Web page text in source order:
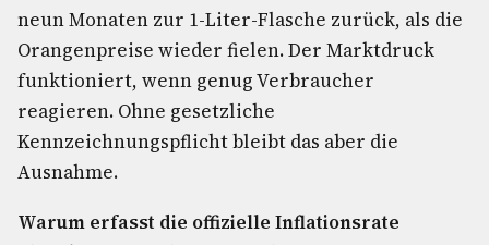
neun Monaten zur 1-Liter-Flasche zurück, als die
Orangenpreise wieder fielen. Der Marktdruck
funktioniert, wenn genug Verbraucher
reagieren. Ohne gesetzliche
Kennzeichnungspflicht bleibt das aber die
Ausnahme.
Warum erfasst die offizielle Inflationsrate